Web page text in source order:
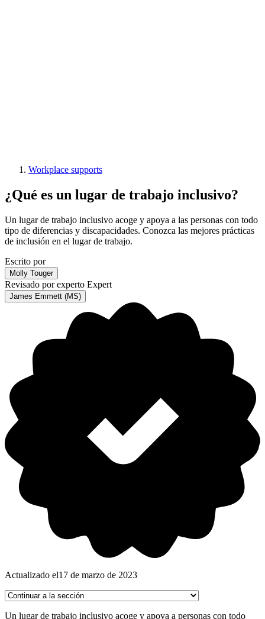
Workplace supports
¿Qué es un lugar de trabajo inclusivo?
Un lugar de trabajo inclusivo acoge y apoya a las personas con todo
tipo de diferencias y discapacidades. Conozca las mejores prácticas
de inclusión en el lugar de trabajo.
Escrito por
Molly Touger
Revisado por experto Expert
James Emmett (MS)
Actualizado el17 de marzo de 2023
Un lugar de trabajo inclusivo acoge y apoya a personas con todo